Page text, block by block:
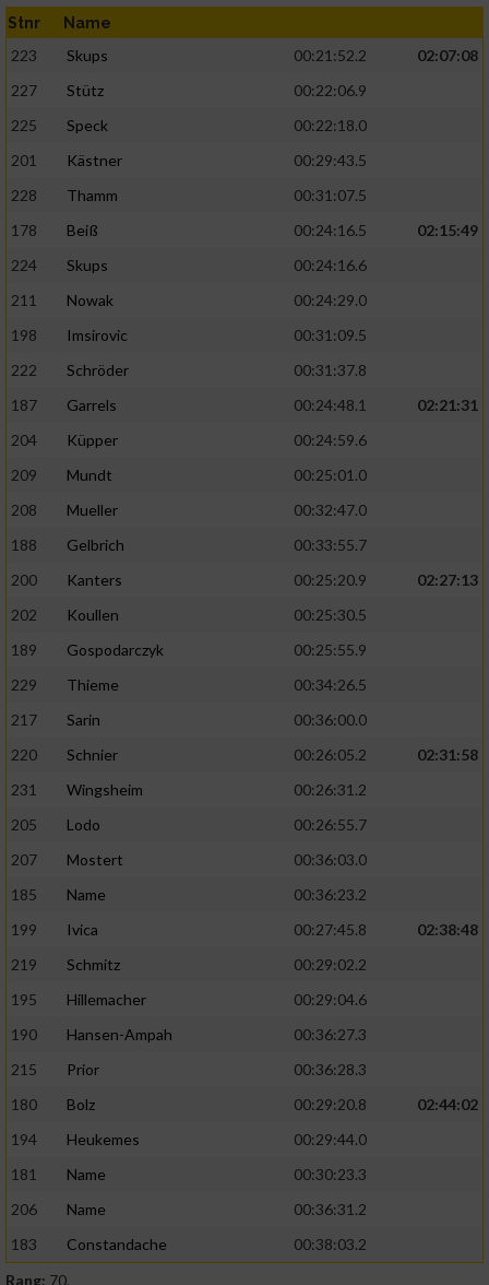
Stnr Name
223 Skups 00:21:52.2
02:07:08
227
Stütz
00:22:06.9
225
Speck
00:22:18.0
201
Kästner
00:29:43.5
228
Thamm
00:31:07.5
178
Beiß 00:24:16.5
02:15:49
224
Skups
00:24:16.6
211
Nowak
00:24:29.0
198
Imsirovic
00:31:09.5
222
Schröder
00:31:37.8
187
Garrels 00:24:48.1
02:21:31
204
Küpper
00:24:59.6
209
Mundt
00:25:01.0
208
Mueller
00:32:47.0
188
Gelbrich
00:33:55.7
200
Kanters 00:25:20.9
02:27:13
202
Koullen
00:25:30.5
189
Gospodarczyk
00:25:55.9
229
Thieme
00:34:26.5
217
Sarin
00:36:00.0
220
Schnier 00:26:05.2
02:31:58
231
Wingsheim
00:26:31.2
205
Lodo
00:26:55.7
207
Mostert
00:36:03.0
185
Name
00:36:23.2
199
Ivica 00:27:45.8
02:38:48
219
Schmitz
00:29:02.2
195
Hillemacher
00:29:04.6
190
Hansen-Ampah
00:36:27.3
215
Prior
00:36:28.3
180
Bolz 00:29:20.8
02:44:02
194
Heukemes
00:29:44.0
181
Name
00:30:23.3
206
Name
00:36:31.2
183
Constandache
00:38:03.2
Rang: 70.